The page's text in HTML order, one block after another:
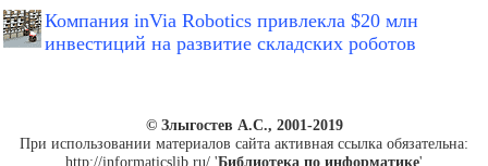
Компания inVia Robotics привлекла $20 млн
инвестиций на развитие складских роботов
© Злыгостев А.С., 2001-2019
При использовании материалов сайта активная ссылка обязательна:
http://informaticslib.ru/ 'Библиотека по информатике'